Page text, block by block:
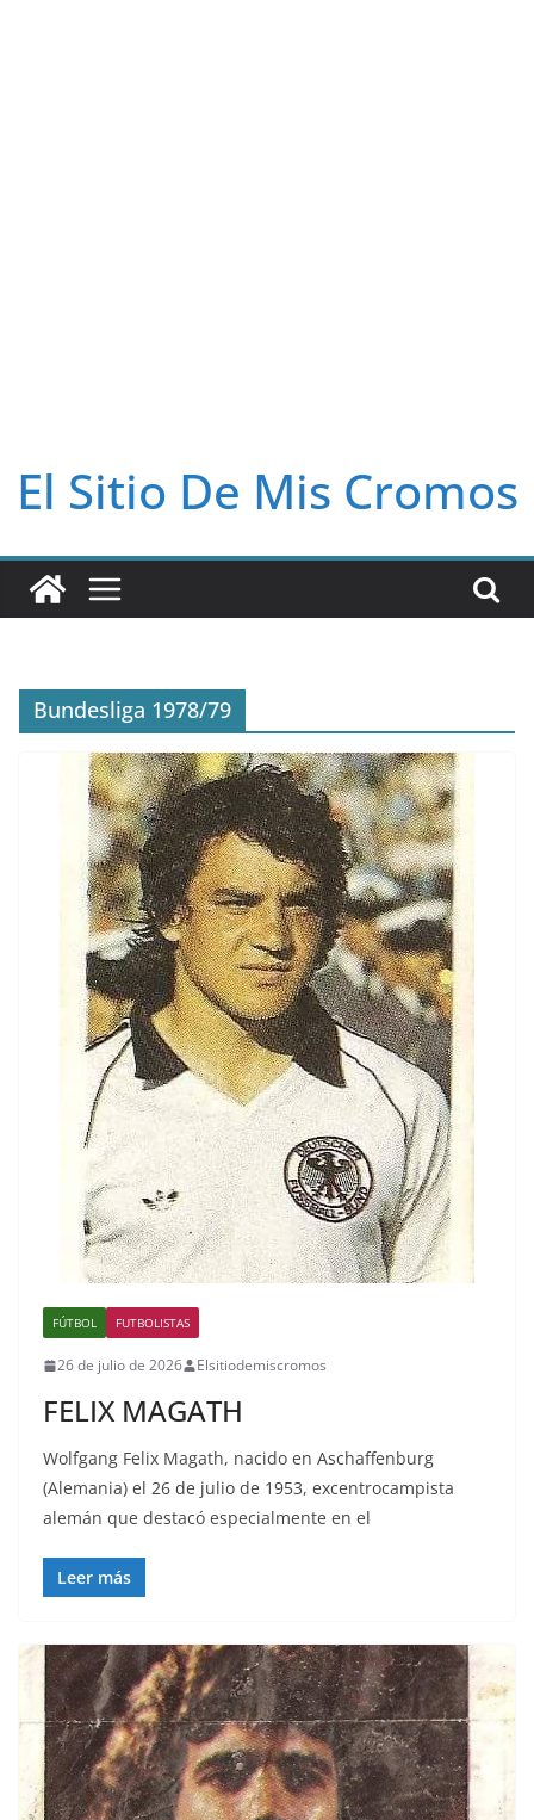
El Sitio De Mis Cromos
Bundesliga 1978/79
FÚTBOL FUTBOLISTAS
26 de julio de 2026 Elsitiodemiscromos
FELIX MAGATH
Wolfgang Felix Magath, nacido en Aschaffenburg
(Alemania) el 26 de julio de 1953, excentrocampista
alemán que destacó especialmente en el
Leer más